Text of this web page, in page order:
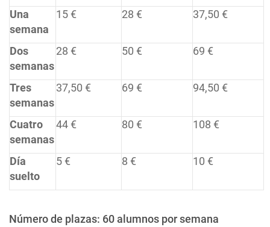
Una
semana
15 € 28 € 37,50 €
Dos
semanas
28 € 50 € 69 €
Tres
semanas
37,50 € 69 € 94,50 €
Cuatro
semanas
44 € 80 € 108 €
Día
suelto
5 € 8 € 10 €
Número de plazas: 60 alumnos por semana